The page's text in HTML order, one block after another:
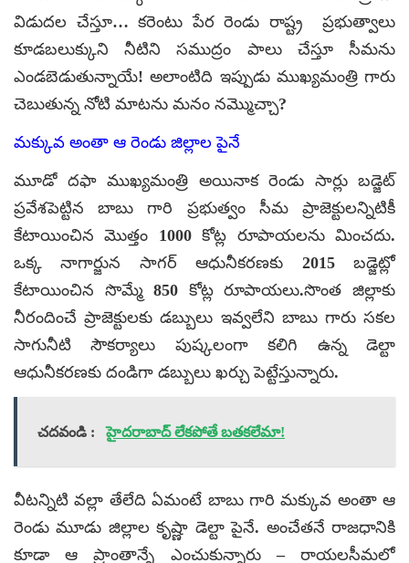
విడుదల చేస్తూ… కరెంటు పేర రెండు రాష్ట్ర ప్రభుత్వాలు
కూడబలుక్కుని నీటిని సముద్రం పాలు చేస్తూ సీమను
ఎండబెడుతున్నాయే! అలాంటిది ఇప్పుడు ముఖ్యమంత్రి గారు
చెబుతున్న నోటి మాటను మనం నమ్మొచ్చా?
మక్కువ అంతా ఆ రెండు జిల్లాల పైనే
మూడో దఫా ముఖ్యమంత్రి అయినాక రెండు సార్లు బడ్జెట్
ప్రవేశపెట్టిన బాబు గారి ప్రభుత్వం సీమ ప్రాజెక్టులన్నిటికీ
కేటాయించిన మొత్తం 1000 కోట్ల రూపాయలను మించదు.
ఒక్క నాగార్జున సాగర్ ఆధునీకరణకు 2015 బడ్జెట్లో
కేటాయించిన సొమ్మే 850 కోట్ల రూపాయలు.సొంత జిల్లాకు
నీరందించే ప్రాజెక్టులకు డబ్బులు ఇవ్వలేని బాబు గారు సకల
సాగునీటి సౌకర్యాలు పుష్కలంగా కలిగి ఉన్న డెల్టా
ఆధునీకరణకు దండిగా డబ్బులు ఖర్చు పెట్టేస్తున్నారు.
చదవండి : హైదరాబాద్ లేకపోతే బతకలేమా!
వీటన్నిటి వల్లా తేలేది ఏమంటే బాబు గారి మక్కువ అంతా ఆ
రెండు మూడు జిల్లాల కృష్ణా డెల్టా పైనే. అంచేతనే రాజధానికి
కూడా ఆ ప్రాంతాన్నే ఎంచుకున్నారు – రాయలసీమలో